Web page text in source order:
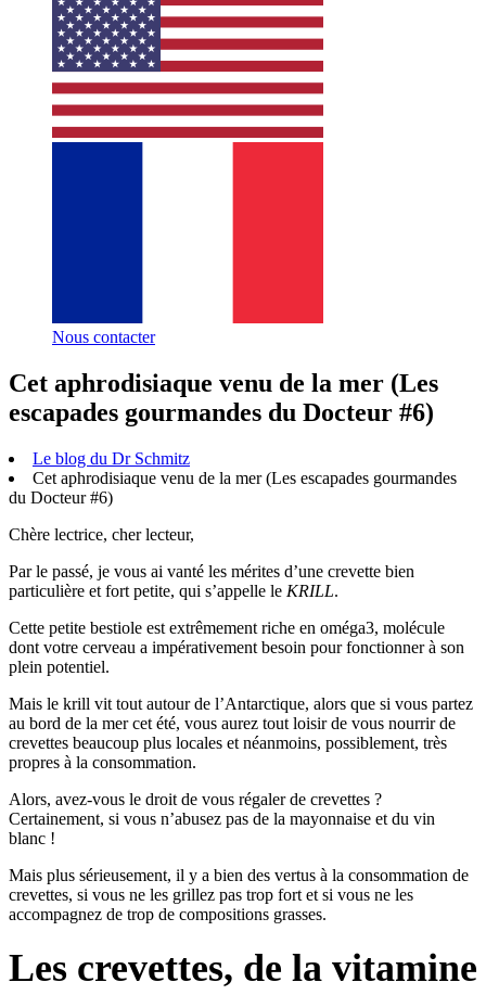
Nous contacter
Cet aphrodisiaque venu de la mer (Les
escapades gourmandes du Docteur #6)
Le blog du Dr Schmitz
Cet aphrodisiaque venu de la mer (Les escapades gourmandes
du Docteur #6)
Chère lectrice, cher lecteur,
Par le passé, je vous ai vanté les mérites d’une crevette bien
particulière et fort petite, qui s’appelle le KRILL.
Cette petite bestiole est extrêmement riche en oméga3, molécule
dont votre cerveau a impérativement besoin pour fonctionner à son
plein potentiel.
Mais le krill vit tout autour de l’Antarctique, alors que si vous partez
au bord de la mer cet été, vous aurez tout loisir de vous nourrir de
crevettes beaucoup plus locales et néanmoins, possiblement, très
propres à la consommation.
Alors, avez-vous le droit de vous régaler de crevettes ?
Certainement, si vous n’abusez pas de la mayonnaise et du vin
blanc !
Mais plus sérieusement, il y a bien des vertus à la consommation de
crevettes, si vous ne les grillez pas trop fort et si vous ne les
accompagnez de trop de compositions grasses.
Les crevettes, de la vitamine